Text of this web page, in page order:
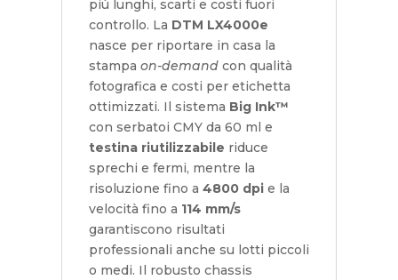
più lunghi, scarti e costi fuori
controllo. La DTM LX4000e
nasce per riportare in casa la
stampa on-demandcon qualità
fotografica e costi per etichetta
ottimizzati. Il sistema Big Ink™
con serbatoi CMY da 60 ml e
testina riutilizzabile riduce
sprechi e fermi, mentre la
risoluzione fino a 4800 dpie la
velocità fino a 114 mm/s
garantiscono risultati
professionali anche su lotti piccoli
o medi. Il robusto chassis